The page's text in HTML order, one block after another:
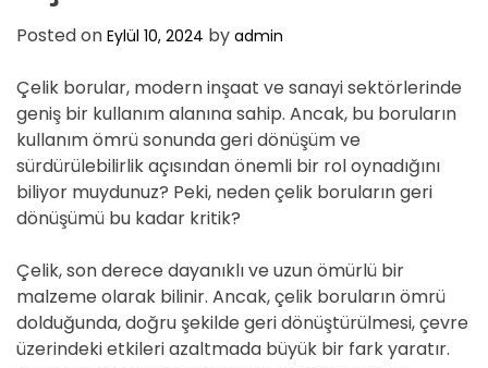
Posted on Eylül 10, 2024 by admin
Çelik borular, modern inşaat ve sanayi sektörlerinde
geniş bir kullanım alanına sahip. Ancak, bu boruların
kullanım ömrü sonunda geri dönüşüm ve
sürdürülebilirlik açısından önemli bir rol oynadığını
biliyor muydunuz? Peki, neden çelik boruların geri
dönüşümü bu kadar kritik?
Çelik, son derece dayanıklı ve uzun ömürlü bir
malzeme olarak bilinir. Ancak, çelik boruların ömrü
dolduğunda, doğru şekilde geri dönüştürülmesi, çevre
üzerindeki etkileri azaltmada büyük bir fark yaratır.